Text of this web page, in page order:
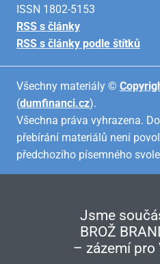
ISSN 1802-5153
RSS s články
RSS s články podle štítků
Všechny materiály ©
(dumfinanci.cz).
Všechna práva vyhrazena.
přebírání materiálů není
předchozího písemného
Jsme
BROŽ
– zázemí pro